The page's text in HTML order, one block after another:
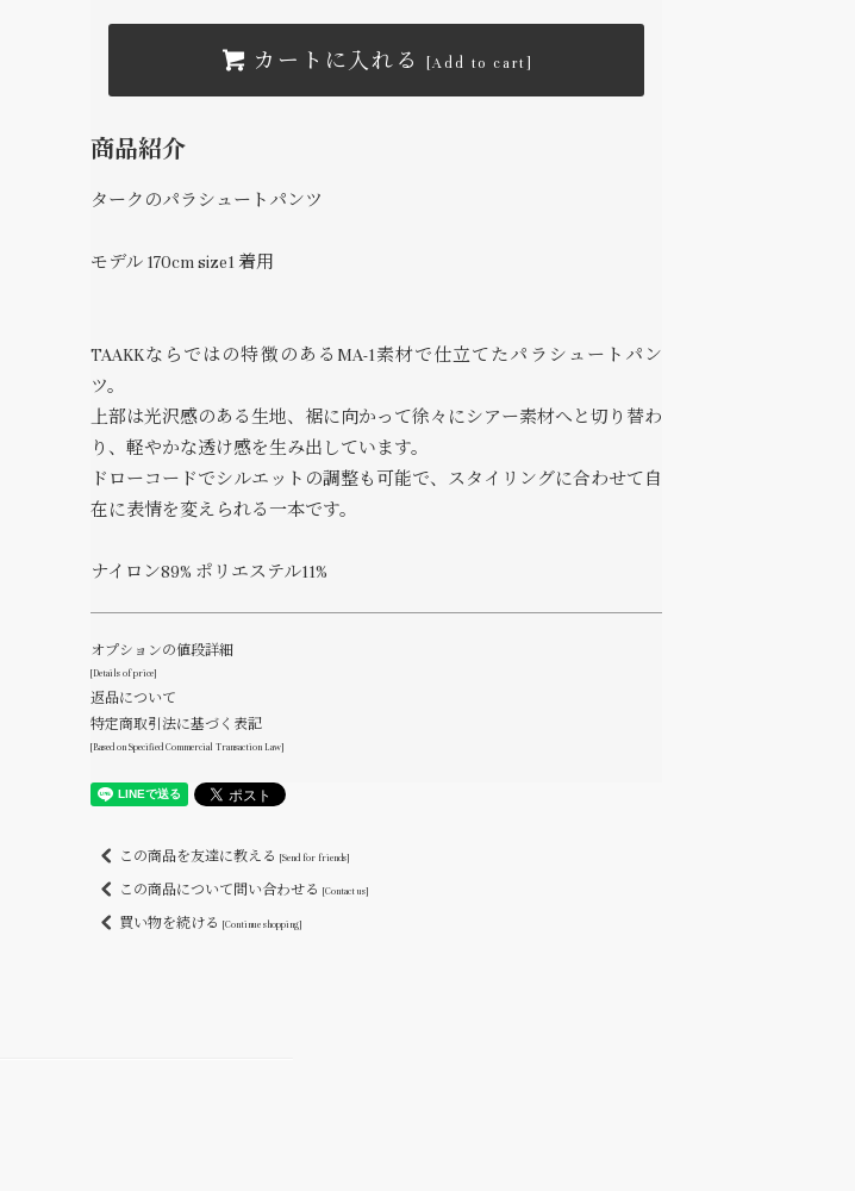
カートに入れる [Add to cart]
商品紹介
タークのパラシュートパンツ
モデル 170cm size1 着用
TAAKKならではの特徴のあるMA-1素材で仕立てたパラシュートパン
ツ。
上部は光沢感のある生地、裾に向かって徐々にシアー素材へと切り替わ
り、軽やかな透け感を生み出しています。
ドローコードでシルエットの調整も可能で、スタイリングに合わせて自
在に表情を変えられる一本です。
ナイロン89% ポリエステル11%
オプションの値段詳細
[Details of price]
返品について
特定商取引法に基づく表記
[Based on Specified Commercial Transaction Law]
この商品を友達に教える [Send for friends]
この商品について問い合わせる [Contact us]
買い物を続ける [Continue shopping]